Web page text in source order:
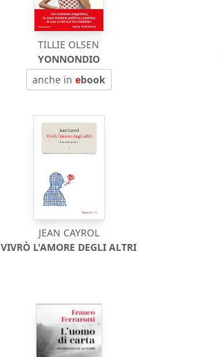
TILLIE OLSEN
YONNONDIO
anche in ebook
JEAN CAYROL
VIVRÒ L'AMORE DEGLI ALTRI